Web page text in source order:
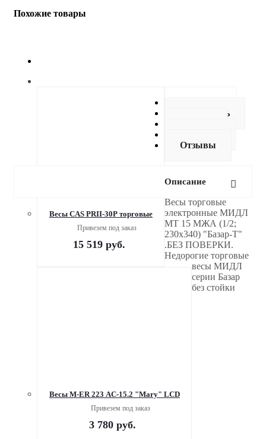
Похожие товары
Весы CAS PRII-30P торговые
Привезем под заказ
15 519руб.
Весы M-ER 223 AC-15.2 "Mary" LCD
Привезем под заказ
3 780 руб.
Как купить
Отзывы
Описание
Весы торговые
электронные МИДЛ
МТ 15 МЖА (1/2;
230x340) "Базар-Т"
.БЕЗ ПОВЕРКИ.
Недорогие торговые
весы МИДЛ
серии Базар
без стойки